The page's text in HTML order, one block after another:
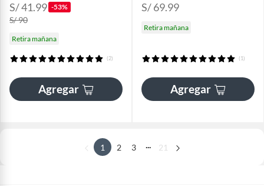
S/ 41.99 -53%
S/ 90
Retira mañana
(2)
Agregar
S/ 69.99
Retira mañana
(1)
Agregar
1 2 3 21